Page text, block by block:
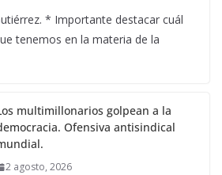
* Importante destacar cuál
tenemos en la materia de la
multimillonarios golpean a la
Ofensiva antisindical
2 agosto, 2026